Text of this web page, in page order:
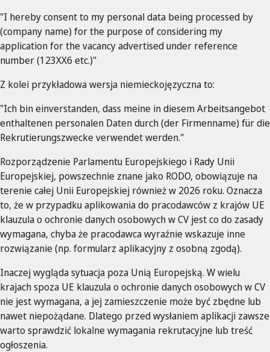
"I hereby consent to my personal data being processed by
(company name) for the purpose of considering my
application for the vacancy advertised under reference
number (123XX6 etc.)"
Z kolei przykładowa wersja niemieckojęzyczna to:
"Ich bin einverstanden, dass meine in diesem Arbeitsangebot
enthaltenen personalen Daten durch (der Firmenname) für die
Rekrutierungszwecke verwendet werden."
Rozporządzenie Parlamentu Europejskiego i Rady Unii
Europejskiej, powszechnie znane jako RODO, obowiązuje na
terenie całej Unii Europejskiej również w 2026 roku. Oznacza
to, że w przypadku aplikowania do pracodawców z krajów UE
klauzula o ochronie danych osobowych w CV jest co do zasady
wymagana, chyba że pracodawca wyraźnie wskazuje inne
rozwiązanie (np. formularz aplikacyjny z osobną zgodą).
Inaczej wygląda sytuacja poza Unią Europejską. W wielu
krajach spoza UE klauzula o ochronie danych osobowych w CV
nie jest wymagana, a jej zamieszczenie może być zbędne lub
nawet niepożądane. Dlatego przed wysłaniem aplikacji zawsze
warto sprawdzić lokalne wymagania rekrutacyjne lub treść
ogłoszenia.